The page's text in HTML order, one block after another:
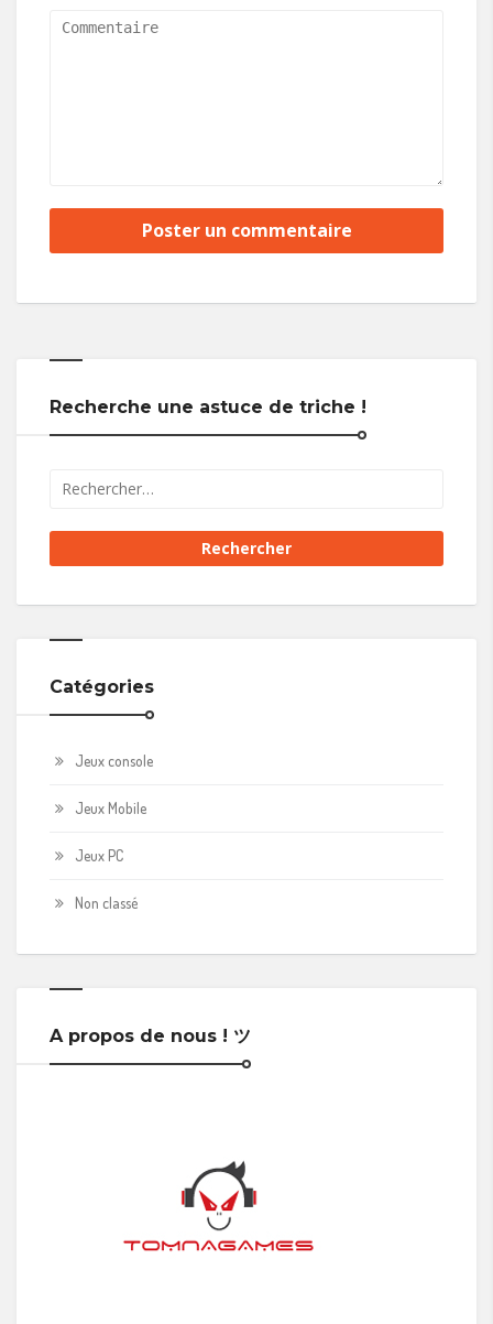
Recherche une astuce de triche !
Catégories
Jeux console
Jeux Mobile
Jeux PC
Non classé
A propos de nous ! ツ